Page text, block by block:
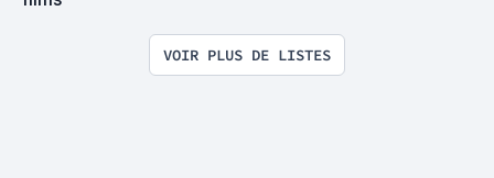
VOIR PLUS DE LISTES